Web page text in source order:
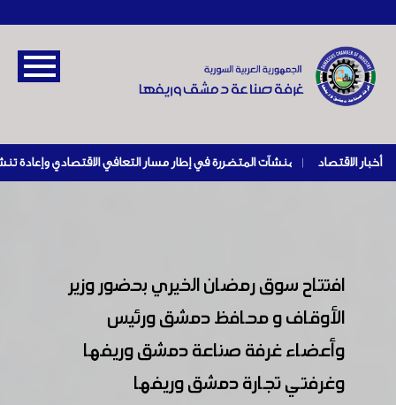
أخبار الاقتصاد |
افتتاح سوق رمضان الخيري بحضور وزير
الأوقاف و محافظ دمشق ورئيس
وأعضاء غرفة صناعة دمشق وريفها
وغرفتي تجارة دمشق وريفها